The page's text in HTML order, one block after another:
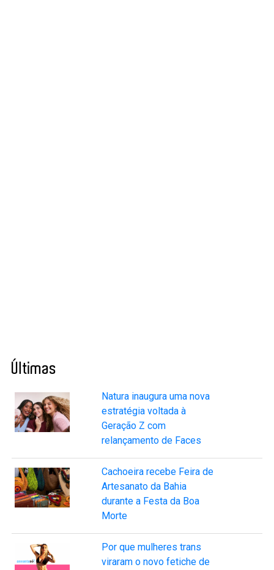
Últimas
Natura inaugura uma nova
estratégia voltada à
Geração Z com
relançamento de Faces
Cachoeira recebe Feira de
Artesanato da Bahia
durante a Festa da Boa
Morte
Por que mulheres trans
viraram o novo fetiche de